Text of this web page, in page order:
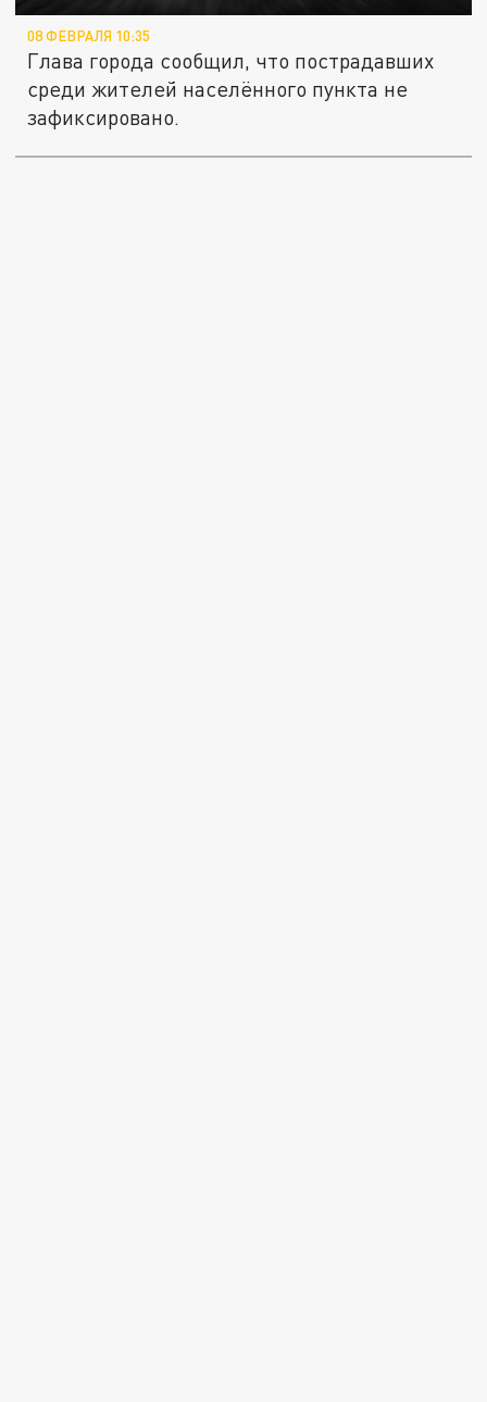
08 ФЕВРАЛЯ 10:35
Глава города сообщил, что пострадавших
среди жителей населённого пункта не
зафиксировано.